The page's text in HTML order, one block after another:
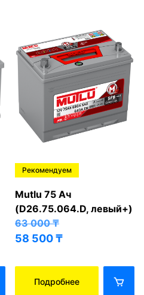
Рекомендуем
Mutlu 75 Ач
(D26.75.064.D, левый+)
63 000₸
58 500₸
Подробнее